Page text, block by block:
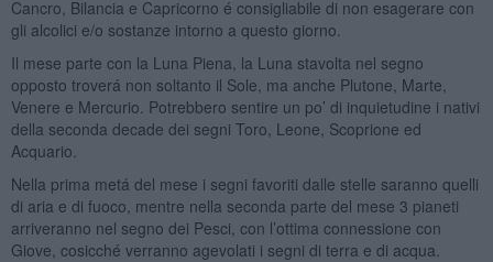
Cancro, Bilancia e Capricorno é consigliabile di non esagerare con
gli alcolici e/o sostanze intorno a questo giorno.
Il mese parte con la Luna Piena, la Luna stavolta nel segno
opposto troverá non soltanto il Sole, ma anche Plutone, Marte,
Venere e Mercurio. Potrebbero sentire un po’ di inquietudine i nativi
della seconda decade dei segni Toro, Leone, Scoprione ed
Acquario.
Nella prima metá del mese i segni favoriti dalle stelle saranno quelli
di aria e di fuoco, mentre nella seconda parte del mese 3 pianeti
arriveranno nel segno dei Pesci, con l’ottima connessione con
Giove, cosicché verranno agevolati i segni di terra e di acqua.